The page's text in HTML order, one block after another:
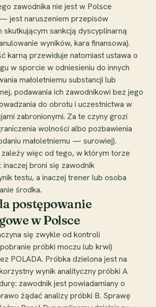
zawodnika nie jest w Polsce
jest naruszeniem przepisów
skutkującym sankcją dyscyplinarną
wyników, kara finansowa).
karną przewiduje natomiast ustawa o
w sporcie w odniesieniu do innych
małoletniemu substancji lub
podawania ich zawodnikowi bez jego
do obrotu i uczestnictwa w
zabronionymi. Za te czyny grozi
wolności albo pozbawienia
małoletniemu — surowiej).
więc od tego, w którym torze
broni się zawodnik
testu, a inaczej trener lub osoba
środka.
postępowanie
w Polsce
się zwykle od kontroli
próbki moczu lub krwi)
POLADA. Próbka dzielona jest na
wynik analityczny próbki A
zawodnik jest powiadamiany o
żądać analizy próbki B. Sprawę